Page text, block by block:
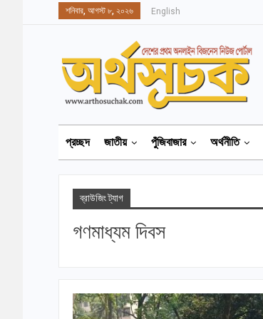
শনিবার, আগস্ট ৮, ২০২৬ English
প্রচ্ছদ জাতীয় পুঁজিবাজার অর্থনীতি
ব্রাউজিং ট্যাগ
গণমাধ্যম দিবস